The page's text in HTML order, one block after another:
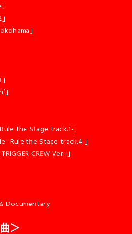
」
the Stage track.1-」
-Rule the Stage track.4-」
CREW Ver.-」
Documentary
＞